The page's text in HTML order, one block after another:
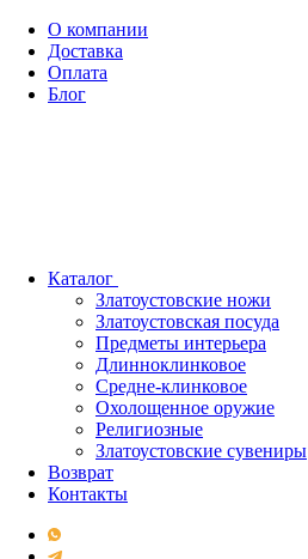
О компании
Доставка
Оплата
Блог
Каталог
Златоустовские ножи
Златоустовская посуда
Предметы интерьера
Длинноклинковое
Средне-клинковое
Охолощенное оружие
Религиозные
Златоустовские сувениры
Возврат
Контакты